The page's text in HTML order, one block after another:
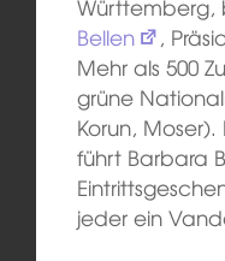
Württemberg,
Bellen
,
Mehr als 500
grüne
Korun,
führt Barbara
jeder ein